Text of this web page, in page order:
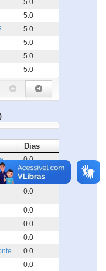
5.0
5.0
5.0
5.0
5.0
5.0
Dias
0.0
0.0
0.0
0.0
0.0
0.0
0.0
0.0